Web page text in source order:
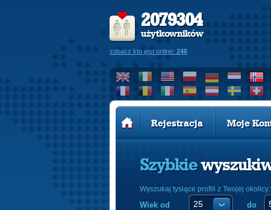
2079304
użytkowników
zobacz kto jest online: 246
Rejestracja Moje
Szybkie
Wyszukaj tysiące profili z Twojej okolicy:
Wiek od do